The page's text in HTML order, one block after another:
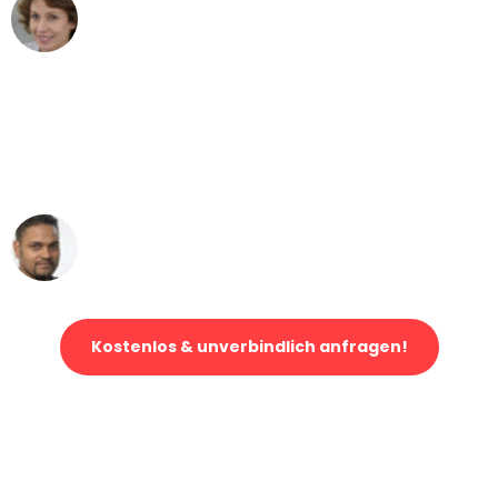
Kostenlos & unverbindlich anfragen!